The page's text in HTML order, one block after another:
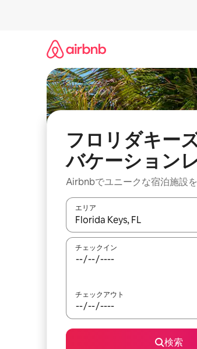
フロリダキー
バケーション
Airbnbでユニークな宿泊施設
エリア
検索結果が表示されたら、上下
チェックイン
チェックアウト
検索